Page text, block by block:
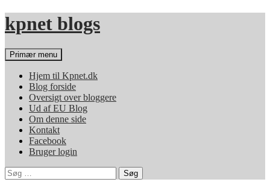
Hop
til
kpnet blogs
Søg
Primær menu
Hjem til Kpnet.dk
Blog forside
Oversigt over bloggere
Ud af EU Blog
Om denne side
Kontakt
Facebook
Bruger login
Søg